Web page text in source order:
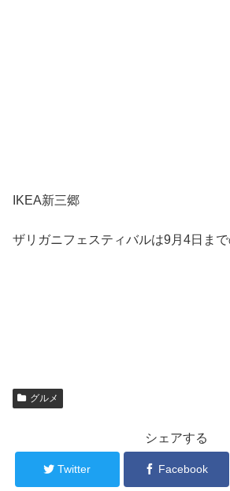
IKEA新三郷
ザリガニフェスティバルは9月4日まで
グルメ
シェアする
Twitter Facebook